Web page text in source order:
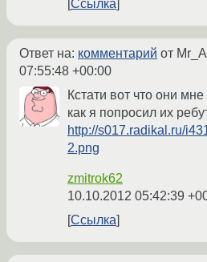
Ссылка
Ответ на: комментарий от
07:55:48 +00:00
Кстати вот что они
как я попросил их
http://s017.radikal.ru/
2.png
zmitrok62
10.10.2012 05:42:39
Ссылка